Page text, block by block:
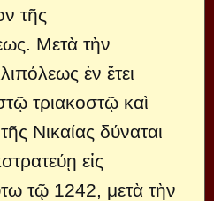
τῆς
Μετὰ τὴν
ἐν ἔτει
τριακοστῷ καὶ
Νικαίας δύναται
εἰς
τῷ 1242, μετὰ τὴν